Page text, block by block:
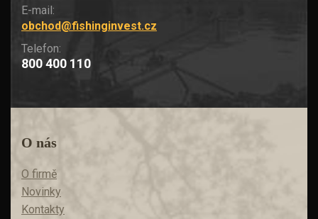
E-mail:
obchod@fishinginvest.cz
Telefon:
800 400 110
O nás
O firmě
Novinky
Kontakty